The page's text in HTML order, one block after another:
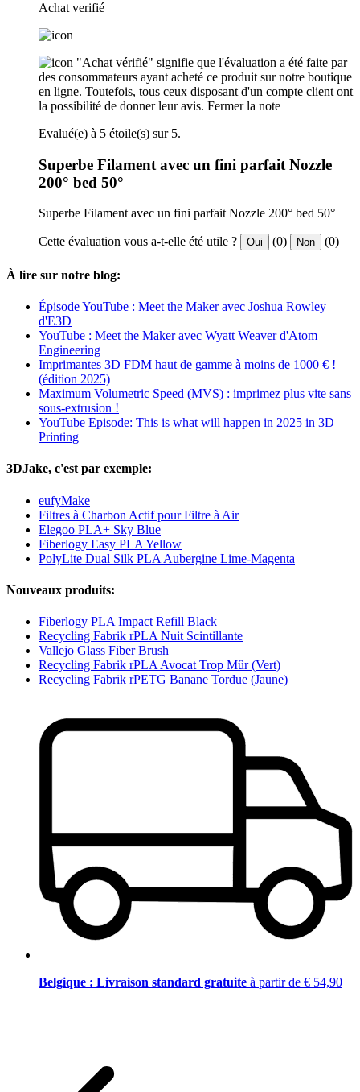
Achat verifié
"Achat vérifié" signifie que l'évaluation a été faite par
des consommateurs ayant acheté ce produit sur notre boutique
en ligne. Toutefois, tous ceux disposant d'un compte client ont
la possibilité de donner leur avis. Fermer la note
Evalué(e) à 5 étoile(s) sur 5.
Superbe Filament avec un fini parfait Nozzle
200° bed 50°
Superbe Filament avec un fini parfait Nozzle 200° bed 50°
Cette évaluation vous a-t-elle été utile ? Oui (0) Non (0)
À lire sur notre blog:
Épisode YouTube : Meet the Maker avec Joshua Rowley
d'E3D
YouTube : Meet the Maker avec Wyatt Weaver d'Atom
Engineering
Imprimantes 3D FDM haut de gamme à moins de 1000 € !
(édition 2025)
Maximum Volumetric Speed (MVS) : imprimez plus vite sans
sous-extrusion !
YouTube Episode: This is what will happen in 2025 in 3D
Printing
3DJake, c'est par exemple:
eufyMake
Filtres à Charbon Actif pour Filtre à Air
Elegoo PLA+ Sky Blue
Fiberlogy Easy PLA Yellow
PolyLite Dual Silk PLA Aubergine Lime-Magenta
Nouveaux produits:
Fiberlogy PLA Impact Refill Black
Recycling Fabrik rPLA Nuit Scintillante
Vallejo Glass Fiber Brush
Recycling Fabrik rPLA Avocat Trop Mûr (Vert)
Recycling Fabrik rPETG Banane Tordue (Jaune)
Belgique : Livraison standard gratuite à partir de € 54,90